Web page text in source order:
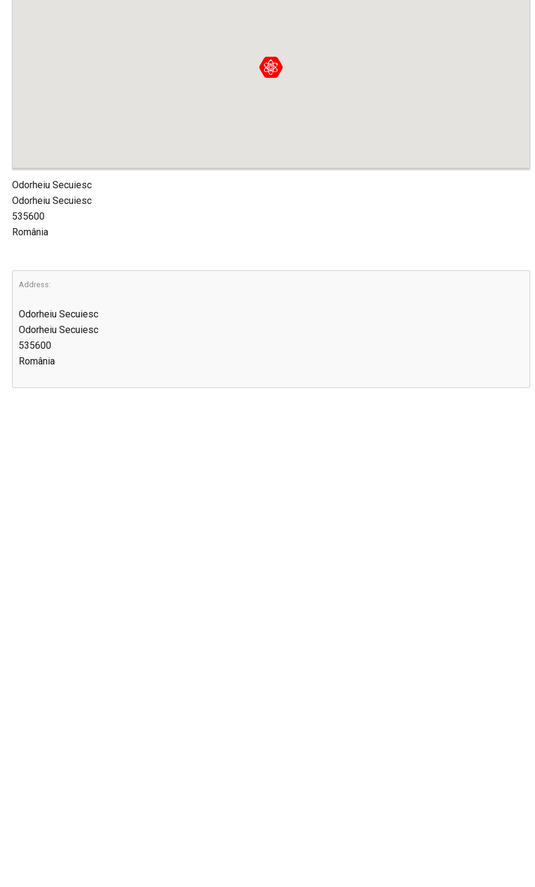
Odorheiu Secuiesc
Odorheiu Secuiesc
535600
România
Address:
Odorheiu Secuiesc
Odorheiu Secuiesc
535600
România